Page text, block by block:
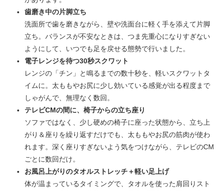
歯磨き中の片脚立ち
洗面所で歯を磨きながら、壁や洗面台に軽く手を添えて片脚
立ち。バランスが不安なときは、つま先重心になりすぎない
ようにして、いつでも足を戻せる態勢で行いました。
電子レンジを待つ30秒スクワット
レンジの「チン」と鳴るまでの数十秒を、軽いスクワットタ
イムに。太ももやお尻に少し効いている感覚が出る程度まで
しゃがんで、無理なく数回。
テレビCMの間に、椅子からの立ち座り
ソファではなく、少し硬めの椅子に座った状態から、立ち上
がり＆座りを繰り返すだけでも、太ももやお尻の筋肉が使わ
れます。深く座りすぎないよう気をつけながら、テレビのCM
ごとに数回だけ。
お風呂上がりのタオルストレッチ＋軽い足上げ
体が温まっているタイミングで、タオルを使った肩回りスト